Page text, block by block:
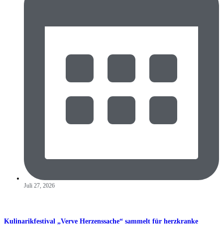
Juli 27, 2026
Kulinarikfestival „Verve Herzenssache“ sammelt für herzkranke